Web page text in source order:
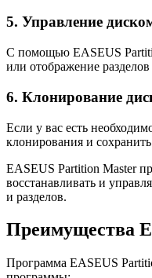
5. Управление
С помощью EASEUS
или отображение
6. Клонирование
Если у вас есть
клонирования и
EASEUS Partition Master
восстанавливать и
и разделов.
Преимущества
Программа EASEUS